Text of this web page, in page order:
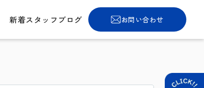
新着スタッフブログ お問い合わせ